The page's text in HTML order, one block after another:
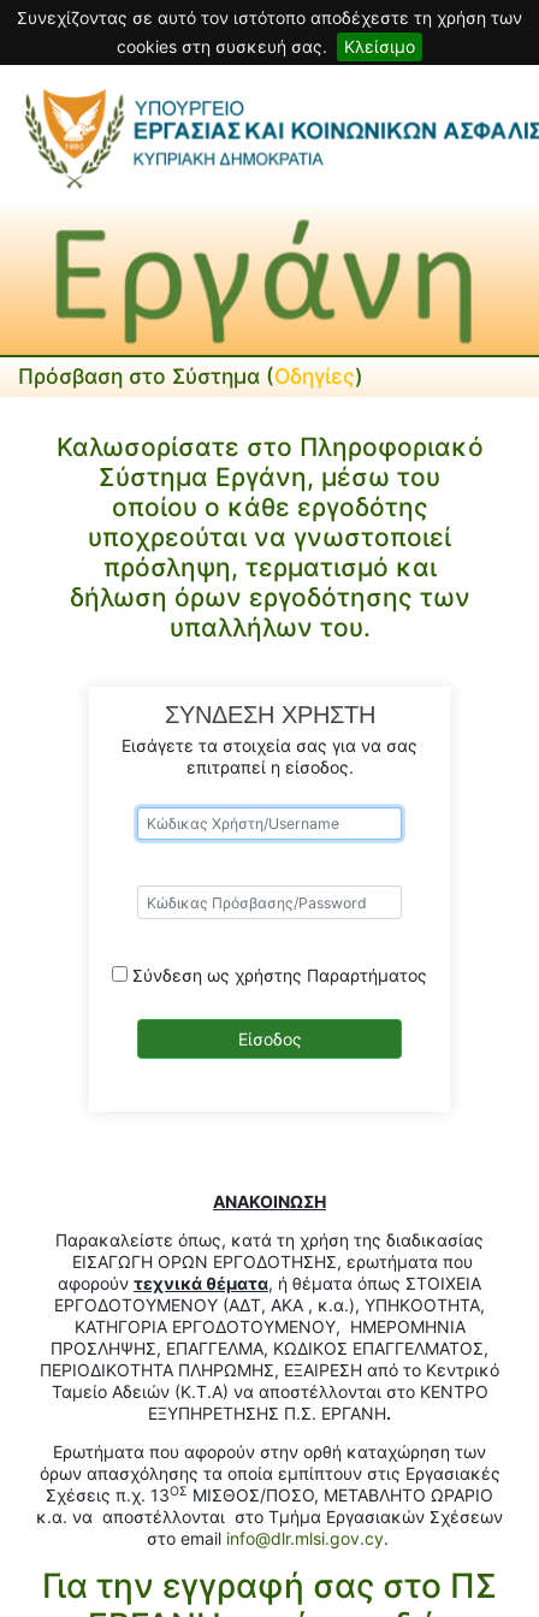
Συνεχίζοντας σε αυτό τον ιστότοπο αποδέχεστε τη χρήση των
cookies στη συσκευή σας.
Κλείσιμο
Πρόσβαση στο Σύστημα (Οδηγίες)
Καλωσορίσατε στο Πληροφοριακό
Σύστημα Εργάνη, μέσω του
οποίου ο κάθε εργοδότης
υποχρεούται να γνωστοποιεί
πρόσληψη, τερματισμό και
δήλωση όρων εργοδότησης των
υπαλλήλων του.
ΣΥΝΔΕΣΗ ΧΡΗΣΤΗ
Εισάγετε τα στοιχεία σας για να σας
επιτραπεί η είσοδος.
Σύνδεση ως χρήστης Παραρτήματος
ΑΝΑΚΟΙΝΩΣΗ
Παρακαλείστε όπως, κατά τη χρήση της διαδικασίας
ΕΙΣΑΓΩΓΗ ΟΡΩΝ ΕΡΓΟΔΟΤΗΣΗΣ, ερωτήματα που
αφορούν τεχνικά θέματα, ή θέματα όπως ΣΤΟΙΧΕΙΑ
ΕΡΓΟΔΟΤΟΥΜΕΝΟΥ (ΑΔΤ, ΑΚΑ , κ.α.), ΥΠΗΚΟΟΤΗΤΑ,
ΚΑΤΗΓΟΡΙΑ ΕΡΓΟΔΟΤΟΥΜΕΝΟΥ, ΗΜΕΡΟΜΗΝΙΑ
ΠΡΟΣΛΗΨΗΣ, ΕΠΑΓΓΕΛΜΑ, ΚΩΔΙΚΟΣ ΕΠΑΓΓΕΛΜΑΤΟΣ,
ΠΕΡΙΟΔΙΚΟΤΗΤΑ ΠΛΗΡΩΜΗΣ, ΕΞΑΙΡΕΣΗ από το Κεντρικό
Ταμείο Αδειών (Κ.Τ.Α) να αποστέλλονται στο ΚΕΝΤΡΟ
ΕΞΥΠΗΡΕΤΗΣΗΣ Π.Σ. ΕΡΓΑΝΗ.
Ερωτήματα που αφορούν στην ορθή καταχώρηση των
όρων απασχόλησης τα οποία εμπίπτουν στις Εργασιακές
Σχέσεις π.χ. 13ΟΣ ΜΙΣΘΟΣ/ΠΟΣΟ, ΜΕΤΑΒΛΗΤΟ ΩΡΑΡΙΟ
κ.α. να αποστέλλονται στο Τμήμα Εργασιακών Σχέσεων
στο email info@dlr.mlsi.gov.cy.
Για την εγγραφή σας στο ΠΣ